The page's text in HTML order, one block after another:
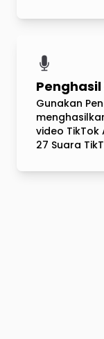
Gunakan
video TikTok
27 Suara